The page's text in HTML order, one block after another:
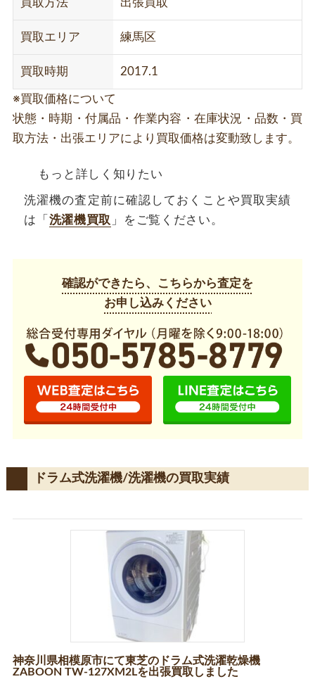
買取エリア 練馬区
買取時期 2017.1
※買取価格について
状態・時期・付属品・作業内容・在庫状況・品数・買
取方法・出張エリアにより買取価格は変動致します。
もっと詳しく知りたい
洗濯機の査定前に確認しておくことや買取実績
は「 洗濯機買取 」をご覧ください。
確認ができたら、こちらから査定を
お申し込みください
ドラム式洗濯機/洗濯機の買取実績
神奈川県相模原市にて東芝のドラム式洗濯乾燥機
ZABOON TW-127XM2Lを出張買取しました